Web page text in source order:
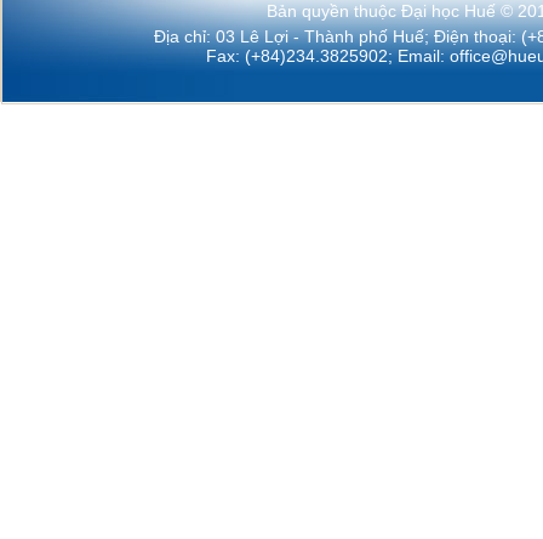
Bản quyền thuộc Đại học Huế ©
Địa chỉ: 03 Lê Lợi - Thành phố Huế; Điện thoại:
Fax: (+84)234.3825902; Email: